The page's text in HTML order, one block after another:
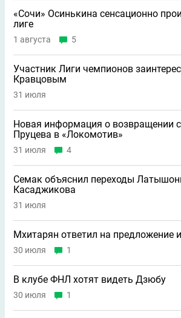
«Сочи» Осинькина сенсационно
лиге
1 августа 5
Участник Лиги чемпионов
Кравцовым
31 июля
Новая информация о возвращении
Пруцева в «Локомотив»
31 июля 4
Семак объяснил переходы
Касаджикова
31 июля
Мхитарян ответил на предложение
30 июля 1
В клубе ФНЛ хотят видеть Дзюбу
30 июля 1